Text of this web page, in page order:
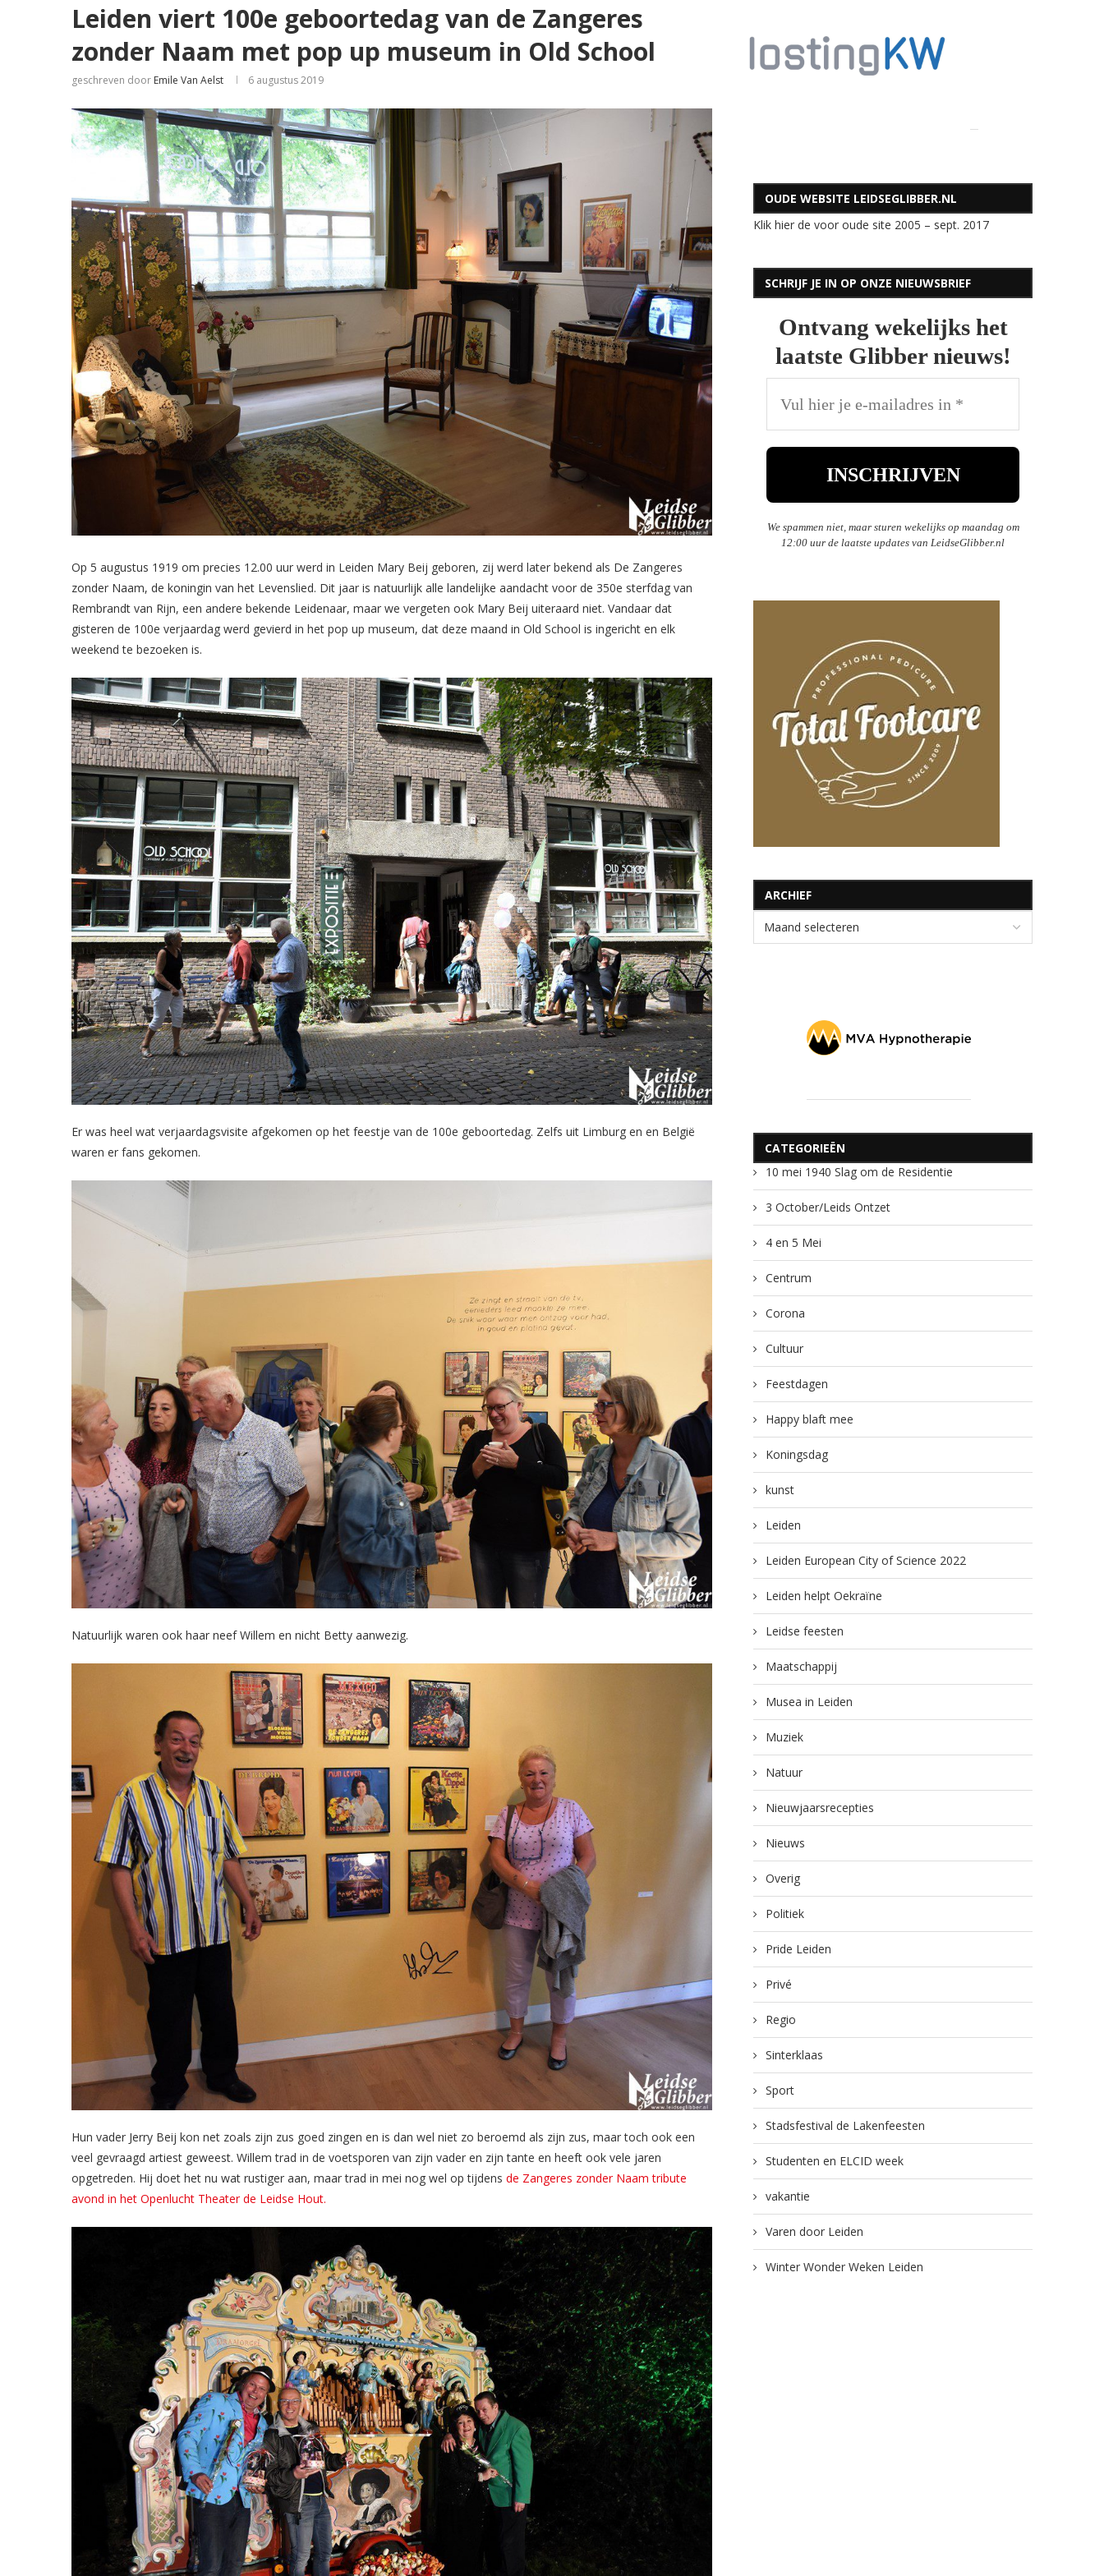
Leiden viert 100e geboortedag van de Zangeres
zonder Naam met pop up museum in Old School
geschreven door Emile Van Aelst 6 augustus 2019
Op 5 augustus 1919 om precies 12.00 uur werd in Leiden Mary Beij geboren, zij werd later bekend als De Zangeres
zonder Naam, de koningin van het Levenslied. Dit jaar is natuurlijk alle landelijke aandacht voor de 350e sterfdag van
Rembrandt van Rijn, een andere bekende Leidenaar, maar we vergeten ook Mary Beij uiteraard niet. Vandaar dat
gisteren de 100e verjaardag werd gevierd in het pop up museum, dat deze maand in Old School is ingericht en elk
weekend te bezoeken is.
Er was heel wat verjaardagsvisite afgekomen op het feestje van de 100e geboortedag. Zelfs uit Limburg en en België
waren er fans gekomen.
Natuurlijk waren ook haar neef Willem en nicht Betty aanwezig.
Hun vader Jerry Beij kon net zoals zijn zus goed zingen en is dan wel niet zo beroemd als zijn zus, maar toch ook een
veel gevraagd artiest geweest. Willem trad in de voetsporen van zijn vader en zijn tante en heeft ook vele jaren
opgetreden. Hij doet het nu wat rustiger aan, maar trad in mei nog wel op tijdens de Zangeres zonder Naam tribute
avond in het Openlucht Theater de Leidse Hout.
OUDE WEBSITE LEIDSEGLIBBER.NL
Klik hier de voor oude site 2005 – sept. 2017
SCHRIJF JE IN OP ONZE NIEUWSBRIEF
Ontvang wekelijks het
laatste Glibber nieuws!
We spammen niet, maar sturen wekelijks op maandag om
12:00 uur de laatste updates van LeidseGlibber.nl
ARCHIEF
CATEGORIEËN
10 mei 1940 Slag om de Residentie
3 October/Leids Ontzet
4 en 5 Mei
Centrum
Corona
Cultuur
Feestdagen
Happy blaft mee
Koningsdag
kunst
Leiden
Leiden European City of Science 2022
Leiden helpt Oekraïne
Leidse feesten
Maatschappij
Musea in Leiden
Muziek
Natuur
Nieuwjaarsrecepties
Nieuws
Overig
Politiek
Pride Leiden
Privé
Regio
Sinterklaas
Sport
Stadsfestival de Lakenfeesten
Studenten en ELCID week
vakantie
Varen door Leiden
Winter Wonder Weken Leiden